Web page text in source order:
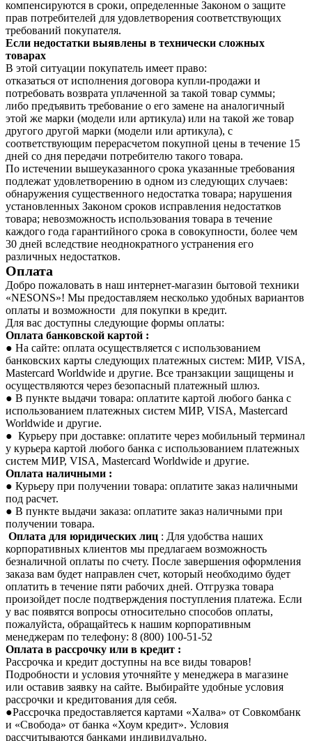
компенсируются в сроки, определенные Законом о защите
прав потребителей для удовлетворения соответствующих
требований покупателя.
Если недостатки выявлены в технически сложных
товарах
В этой ситуации покупатель имеет право:
отказаться от исполнения договора купли-продажи и
потребовать возврата уплаченной за такой товар суммы;
либо предъявить требование о его замене на аналогичный
этой же марки (модели или артикула) или на такой же товар
другого другой марки (модели или артикула), с
соответствующим перерасчетом покупной цены в течение 15
дней со дня передачи потребителю такого товара.
По истечении вышеуказанного срока указанные требования
подлежат удовлетворению в одном из следующих случаев:
обнаружения существенного недостатка товара; нарушения
установленных Законом сроков исправления недостатков
товара; невозможность использования товара в течение
каждого года гарантийного срока в совокупности, более чем
30 дней вследствие неоднократного устранения его
различных недостатков.
Оплата
Добро пожаловать в наш интернет-магазин бытовой техники
«NESONS»! Мы предоставляем несколько удобных вариантов
оплаты и возможности для покупки в кредит.
Для вас доступны следующие формы оплаты:
Оплата банковской картой :
● На сайте: оплата осуществляется с использованием
банковских карты следующих платежных систем: МИР, VISA,
Mastercard Worldwide и другие. Все транзакции защищены и
осуществляются через безопасный платежный шлюз.
● В пункте выдачи товара: оплатите картой любого банка с
использованием платежных систем МИР, VISA, Mastercard
Worldwide и другие.
● Курьеру при доставке: оплатите через мобильный терминал
у курьера картой любого банка с использованием платежных
систем МИР, VISA, Mastercard Worldwide и другие.
Оплата наличными :
● Курьеру при получении товара: оплатите заказ наличными
под расчет.
● В пункте выдачи заказа: оплатите заказ наличными при
получении товара.
Оплата для юридических лиц : Для удобства наших
корпоративных клиентов мы предлагаем возможность
безналичной оплаты по счету. После завершения оформления
заказа вам будет направлен счет, который необходимо будет
оплатить в течение пяти рабочих дней. Отгрузка товара
произойдет после подтверждения поступления платежа. Если
у вас появятся вопросы относительно способов оплаты,
пожалуйста, обращайтесь к нашим корпоративным
менеджерам по телефону: 8 (800) 100-51-52
Оплата в рассрочку или в кредит :
Рассрочка и кредит доступны на все виды товаров!
Подробности и условия уточняйте у менеджера в магазине
или оставив заявку на сайте. Выбирайте удобные условия
рассрочки и кредитования для себя.
●Рассрочка предоставляется картами «Халва» от Совкомбанк
и «Свобода» от банка «Хоум кредит». Условия
рассчитываются банками индивидуально.